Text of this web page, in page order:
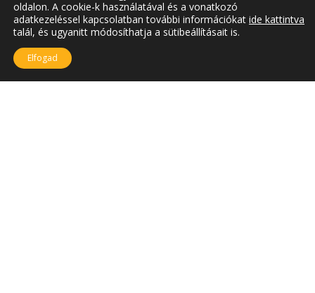
oldalon. A cookie-k használatával és a vonatkozó
adatkezeléssel kapcsolatban további információkat ide kattintva
talál, és ugyanitt módosíthatja a sütibeállításait is.
Elfogad